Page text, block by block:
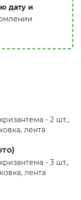
дату и
- 2 шт.,
лента
- 3 шт.,
лента